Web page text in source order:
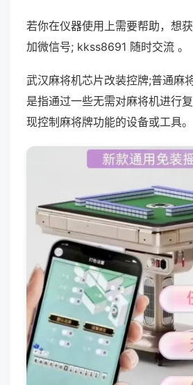
若你在仪器使用上需要帮助，想
加微信号; kkss8691 随时交流 。
武汉麻将机芯片改装控牌;普通麻
是指通过一些无需对麻将机进行
现控制麻将牌功能的设备或工具。